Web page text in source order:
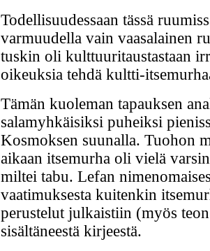
Todellisuudessaan tässä
varmuudella vain vaasalainen
tuskin oli kulttuuritaustastaan
oikeuksia tehdä kultti-
Tämän kuoleman tapauksen
salamyhkäisiksi puheiksi
Kosmoksen suunalla. Tuohon
aikaan itsemurha oli vielä
miltei tabu. Lefan
vaatimuksesta kuitenkin
perustelut julkaistiin (myös
sisältäneestä kirjeestä.